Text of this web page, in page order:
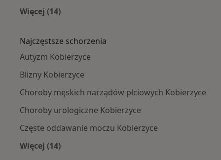
Więcej (14)
Najczęstsze schorzenia
Autyzm Kobierzyce
Blizny Kobierzyce
Choroby męskich narządów płciowych Kobierzyce
Choroby urologiczne Kobierzyce
Częste oddawanie moczu Kobierzyce
Więcej (14)